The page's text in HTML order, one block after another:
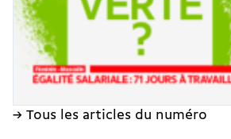
→ Tous les articles du numéro